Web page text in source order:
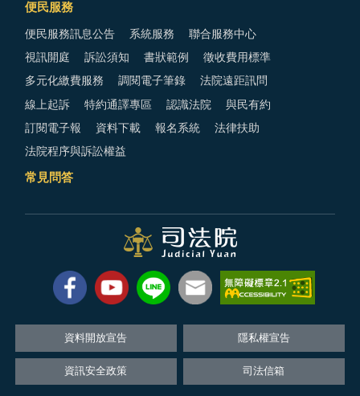
便民服務
便民服務訊息公告 系統服務 聯合服務中心
視訊開庭 訴訟須知 書狀範例 徵收費用標準
多元化繳費服務 調閱電子筆錄 法院遠距訊問
線上起訴 特約通譯專區 認識法院 與民有約
訂閱電子報 資料下載 報名系統 法律扶助
法院程序與訴訟權益
常見問答
資料開放宣告 隱私權宣告
資訊安全政策 司法信箱